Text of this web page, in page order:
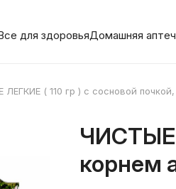
для здоровьяДомашняя
( 110 гр ) с сосновой
ЧИСТЫЕ
корнем